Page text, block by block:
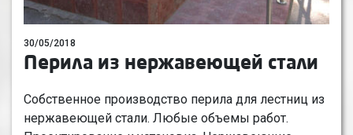
30/05/2018
Перила из нержавеющей стали
Собственное производство перила для лестниц из
нержавеющей стали. Любые объемы работ.